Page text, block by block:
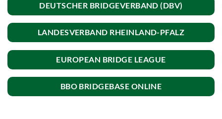
DEUTSCHER BRIDGEVERBAND (DBV)
LANDESVERBAND RHEINLAND-PFALZ
EUROPEAN BRIDGE LEAGUE
BBO BRIDGEBASE ONLINE